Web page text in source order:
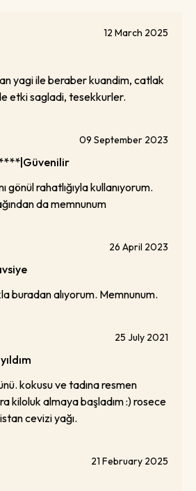
12 March 2025
yagi ile beraber kuandim, catlak
etki sagladi, tesekkurler.
09 September 2023
Güvenilir
gönül rahatlığıyla kullanıyorum.
da memnunum
26 April 2023
buradan alıyorum. Memnunum.
25 July 2021
kokusu ve tadına resmen
kiloluk almaya başladım :) rosece
cevizi yağı.
21 February 2025